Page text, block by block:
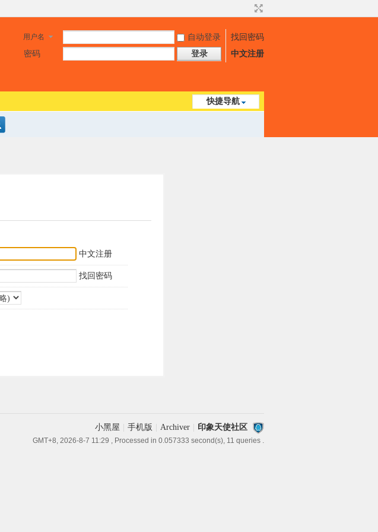
用户名 自动登录
找回密码
密码
登录 中文注册
快捷导航
中文注册
找回密码
小黑屋 手机版 Archiver 印象天使社区
GMT+8, 2026-8-7 11:29 , Processed in 0.057333 second(s), 11 queries .